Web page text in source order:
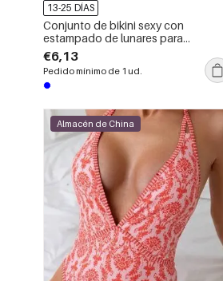
13-25 DÍAS
Conjunto de bikini sexy con
estampado de lunares para
vacaciones en la playa.
€6,13
Pedido mínimo de 1 ud.
Almacén de China